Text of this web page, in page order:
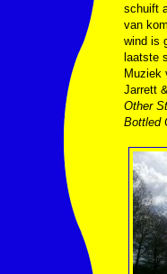
schuift
van
wind is
laatste
Muziek
Jarrett
Other
Bottled